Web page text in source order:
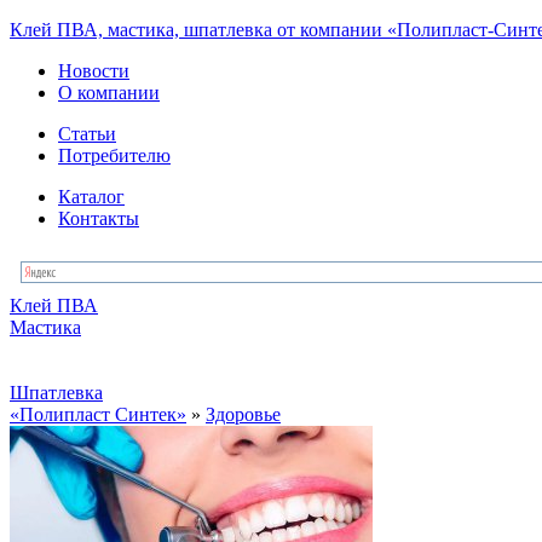
Клей ПВА, мастика, шпатлевка от компании «Полипласт-
Новости
О компании
Статьи
Потребителю
Каталог
Контакты
Клей ПВА
Мастика
Шпатлевка
«Полипласт Синтек» » Здоровье